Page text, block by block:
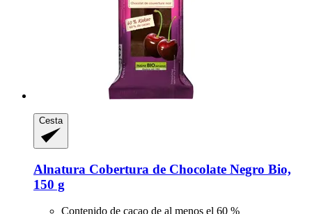
Cesta
Alnatura Cobertura de Chocolate Negro Bio,
150 g
Contenido de cacao de al menos el 60 %